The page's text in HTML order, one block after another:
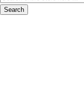
Search